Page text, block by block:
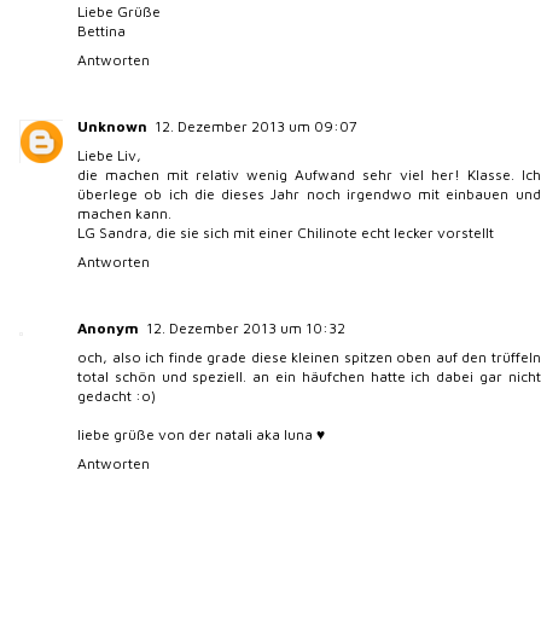
Liebe Grüße
Bettina
Antworten
Unknown 12. Dezember 2013 um 09:07
Liebe Liv,
die machen mit relativ wenig Aufwand sehr viel her! Klasse. Ich
überlege ob ich die dieses Jahr noch irgendwo mit einbauen und
machen kann.
LG Sandra, die sie sich mit einer Chilinote echt lecker vorstellt
Antworten
Anonym 12. Dezember 2013 um 10:32
och, also ich finde grade diese kleinen spitzen oben auf den trüffeln
total schön und speziell. an ein häufchen hatte ich dabei gar nicht
gedacht :o)
liebe grüße von der natali aka luna ♥
Antworten